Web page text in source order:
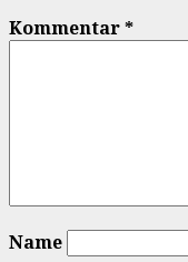
Kommentar*
Name